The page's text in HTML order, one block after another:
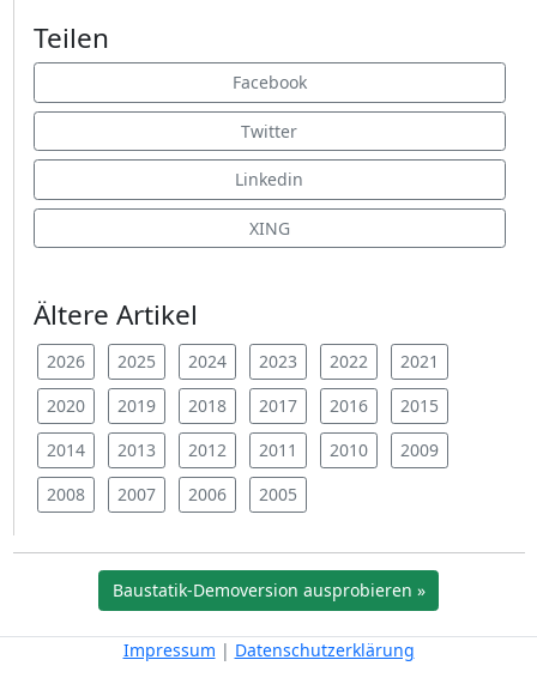
Teilen
Facebook
Twitter
Linkedin
XING
Ältere Artikel
2026 2025 2024 2023 2022
2021
2020
2019 2018 2017 2016
2015
2014
2013 2012 2011 2010
2009
2008
2007 2006 2005
Baustatik-Demoversion ausprobieren »
Impressum | Datenschutzerklärung